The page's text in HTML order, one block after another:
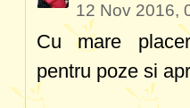
12 Nov 2016,
Cu mare
pentru poze si